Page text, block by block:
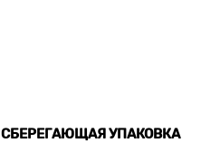
СБЕРЕГАЮЩАЯ УПАКОВКА